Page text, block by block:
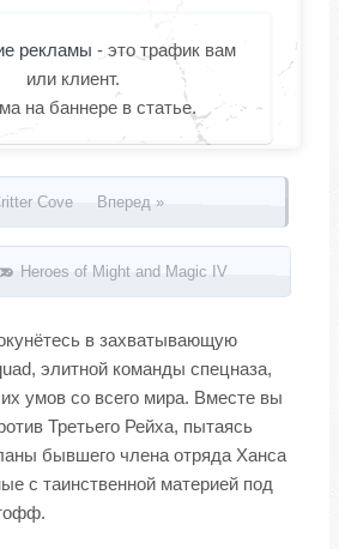
рекламы - это трафик вам
или клиент.
на баннере в статье.
Cove Вперед »
Heroes of Might and Magic IV
в захватывающую
элитной команды спецназа,
умов со всего мира. Вместе вы
Третьего Рейха, пытаясь
бывшего члена отряда Ханса
с таинственной материей под